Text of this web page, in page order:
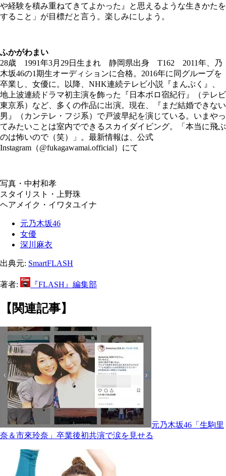
や経験を積み重ねてきてよかった』と思えるような生きかたを
すること」が目標だと言う。楽しみにしよう。
ふかがわまい
28歳 1991年3月29日生まれ 静岡県出身 T162 2011年、乃
木坂46の1期生オーディションに合格。2016年に同グループを
卒業し、女優に。以降、NHK連続テレビ小説『まんぷく』、
地上波連続ドラマ初主演を飾った『日本ボロ宿紀行』（テレビ
東京系）など、多くの作品に出演。現在、『まだ結婚できない
男』（カンテレ・フジ系）で戸波早紀を演じている。いまやっ
てみたいことは室内でできるスカイダイビング。「本当に飛ぶ
のは怖いので（笑）」。最新情報は、公式
Instagram（@fukagawamai.official）にて
写真・中村和孝
スタイリスト・上野珠
ヘアメイク・イワタユイナ
元乃木坂46
女優
深川麻衣
出典元: SmartFLASH
著者: 『FLASH』編集部
【関連記事】
元乃木坂46「生駒里
奈＆市來玲奈」卒業後初共演で涙を見せる